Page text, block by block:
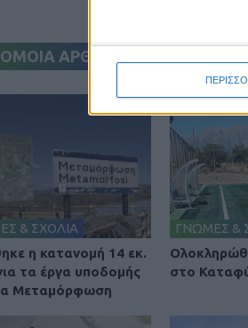
ΑΡΘΡΑ
& ΣΧΟΛΙΑ
η κατανομή 14 εκ.
τα έργα υποδομής
Μεταμόρφωση
ΓΝΩΜΕΣ &
στο